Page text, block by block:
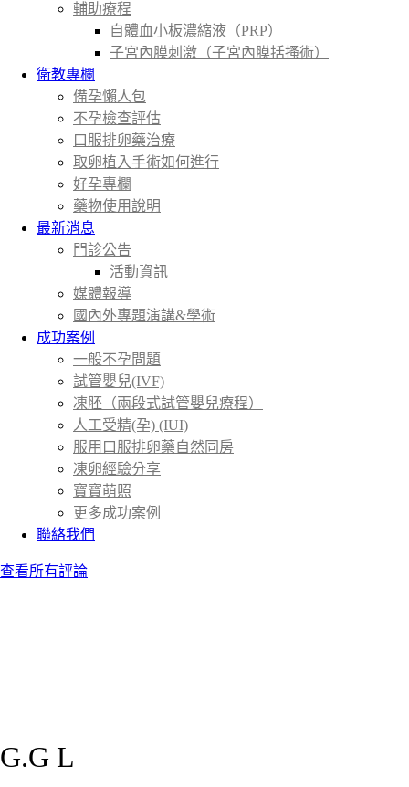
輔助療程
自體血小板濃縮液（PRP）
子宮內膜刺激（子宮內膜括搔術）
衛教專欄
備孕懶人包
不孕檢查評估
口服排卵藥治療
取卵植入手術如何進行
好孕專欄
藥物使用說明
最新消息
門診公告
活動資訊
媒體報導
國內外專題演講&學術
成功案例
一般不孕問題
試管嬰兒(IVF)
凍胚（兩段式試管嬰兒療程）
人工受精(孕) (IUI)
服用口服排卵藥自然同房
凍卵經驗分享
寶寶萌照
更多成功案例
聯絡我們
查看所有評論
G.G L